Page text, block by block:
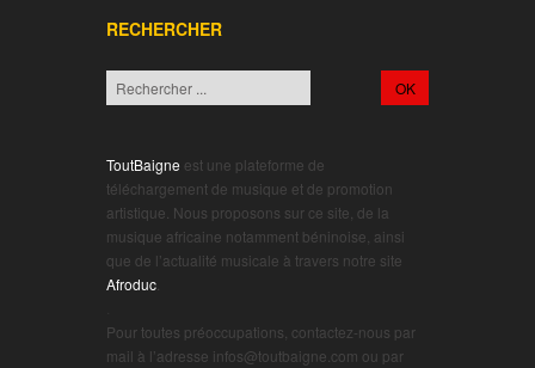
RECHERCHER
ToutBaigne est une plateforme de
téléchargement de musique et de promotion
artistique. Nous proposons sur ce site, de la
musique africaine notamment béninoise, ainsi
que de l’actualité musicale à travers notre site
Afroduc
Pour toutes préoccupations, contactez-nous par
mail à l’adresse infos@toutbaigne.com ou par